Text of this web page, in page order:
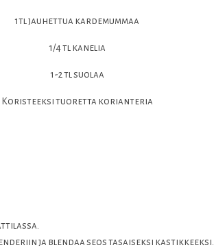
1tl jauhettua kardemummaa
1/4 tl kanelia
1-2 tl suolaa
Koristeeksi tuoretta korianteria
ja blendaa seos tasaiseksi kastikkeeksi.